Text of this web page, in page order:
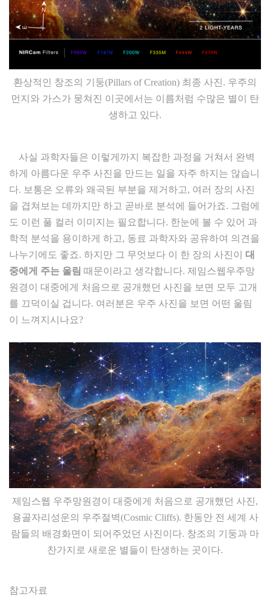
환상적인 창조의 기둥(Pillars of Creation) 최종 사진. 우주의
먼지와 가스가 뭉쳐진 이곳에서는 이름처럼 수많은 별이 탄
생하고 있다.
사실 과학자들은 이렇게까지 복잡한 과정을 거쳐서 완벽
하게 아름다운 우주 사진을 만드는 일을 자주 하지는 않습니
다. 보통은 오류와 왜곡된 부분을 제거하고, 여러 장의 사진
을 겹쳐보는 데까지만 하고 곧바로 분석에 들어가죠. 그럼에
도 이런 풀 컬러 이미지는 필요합니다. 한눈에 볼 수 있어 과
학적 분석을 용이하게 하고, 동료 과학자와 공유하여 의견을
나누기에도 좋죠. 하지만 그 무엇보다 이 한 장의 사진이 대
중에게 주는 울림 때문이라고 생각합니다. 제임스웹우주망
원경이 대중에게 처음으로 공개했던 사진을 보면 모두 고개
를 끄덕이실 겁니다. 여러분은 우주 사진을 보면 어떤 울림
이 느껴지시나요?
제임스웹 우주망원경이 대중에게 처음으로 공개했던 사진,
용골자리성운의 우주절벽(Cosmic Cliffs). 한동안 전 세계 사
람들의 배경화면이 되어주었던 사진이다. 창조의 기둥과 마
찬가지로 새로운 별들이 탄생하는 곳이다.
참고자료